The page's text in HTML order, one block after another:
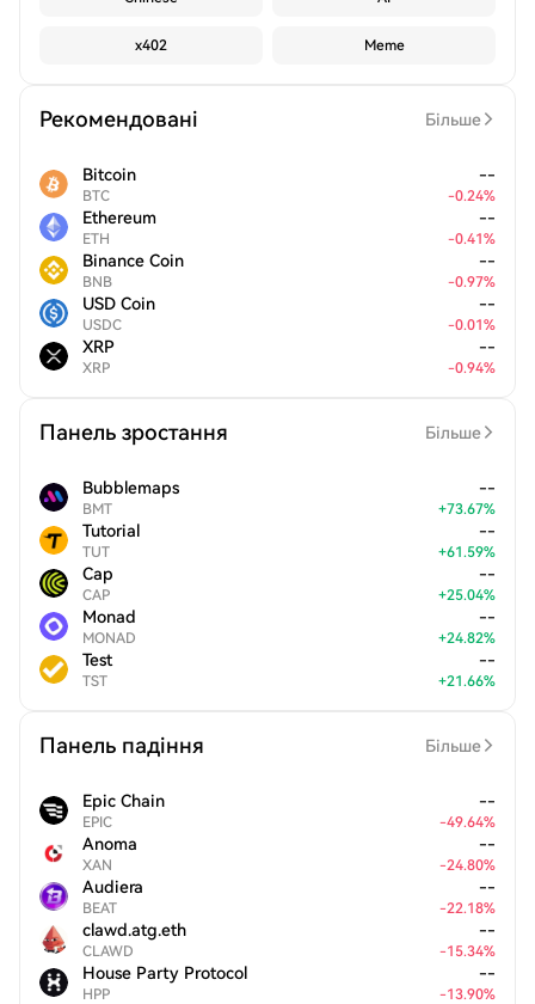
x402 Meme
Рекомендовані Більше
Bitcoin
BTC
--
-0.24%
Ethereum
ETH
--
-0.41%
Binance Coin
BNB
--
-0.97%
USD Coin
USDC
--
-0.01%
XRP
XRP
--
-0.94%
Панель зростання Більше
Bubblemaps
BMT
--
+73.67%
Tutorial
TUT
--
+61.59%
Cap
CAP
--
+25.04%
Monad
MONAD
--
+24.82%
Test
TST
--
+21.66%
Панель падіння Більше
Epic Chain
EPIC
--
-49.64%
Anoma
XAN
--
-24.80%
Audiera
BEAT
--
-22.18%
clawd.atg.eth
CLAWD
--
-15.34%
House Party Protocol
HPP
--
-13.90%